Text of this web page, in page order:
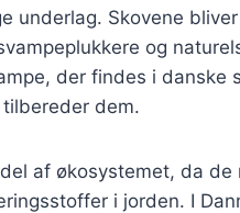
underlag. Skovene
og
der findes i danske
dem.
af økosystemet, da
i jorden. I